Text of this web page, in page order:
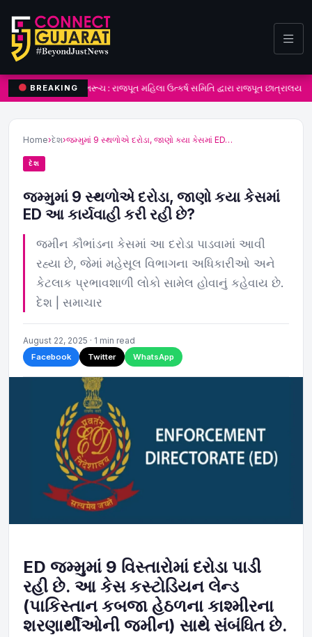
BREAKING ભરૂચ : રાજપૂત મહિલા ઉત્કર્ષ સમિતિ દ્વારા રાજપૂત
Home›દેશ›જમ્મુમાં 9 સ્થળોએ દરોડા, જાણો કયા કેસમાં ED…
દેશ
જમ્મુમાં 9 સ્થળોએ દરોડા, જાણો કયા કેસમાં
ED આ કાર્યવાહી કરી રહી છે?
જમીન કૌભાંડના કેસમાં આ દરોડા પાડવામાં આવી
રહ્યા છે, જેમાં મહેસૂલ વિભાગના અધિકારીઓ અને
કેટલાક પ્રભાવશાળી લોકો સામેલ હોવાનું કહેવાય છે.
દેશ | સમાચાર
August 22, 2025 · 1 min read
Facebook Twitter WhatsApp
ED જમ્મુમાં 9 વિસ્તારોમાં દરોડા પાડી
રહી છે. આ કેસ કસ્ટોડિયન લેન્ડ
(પાકિસ્તાન કબજા હેઠળના કાશ્મીરના
શરણાર્થીઓની જમીન) સાથે સંબંધિત છે.